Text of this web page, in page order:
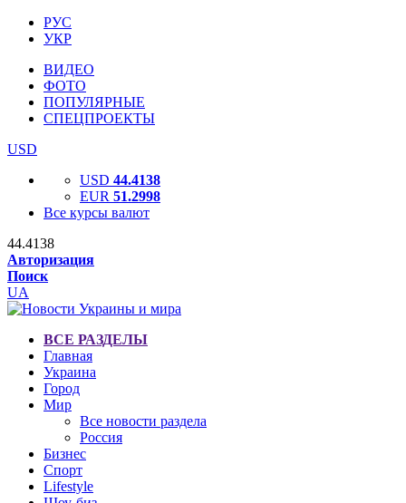
РУС
УКР
ВИДЕО
ФОТО
ПОПУЛЯРНЫЕ
СПЕЦПРОЕКТЫ
USD
USD 44.4138
EUR 51.2998
Все курсы валют
44.4138
Авторизация
Поиск
UA
ВСЕ РАЗДЕЛЫ
Главная
Украина
Город
Мир
Все новости раздела
Россия
Бизнес
Спорт
Lifestyle